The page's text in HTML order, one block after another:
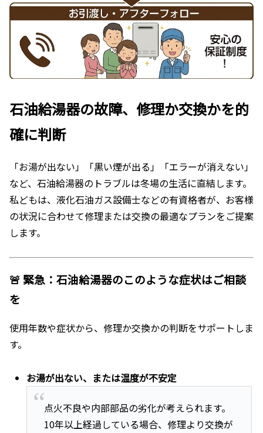
石油給湯器の故障、修理か交換かを的
確に判断
「お湯が出ない」「黒い煙が出る」「エラーが消えない」
など、石油給湯器のトラブルは冬場の生活に直結します。
私どもは、液化石油ガス設備士などの有資格者が、お客様
の状況に合わせて修理または交換の最適なプランをご提案
します。
🚨 緊急：石油給湯器のこのような症状はご相談
を
使用年数や症状から、修理か交換かの判断をサポートしま
す。
お湯が出ない、または温度が不安定
点火不良や内部部品の劣化が考えられます。
10年以上経過している場合、修理より交換が